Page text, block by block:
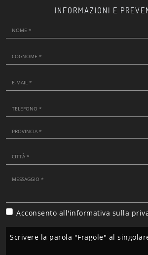
INFORMAZIONI E
Acconsento all'informativa sulla
Scrivere la parola "Fragole" al